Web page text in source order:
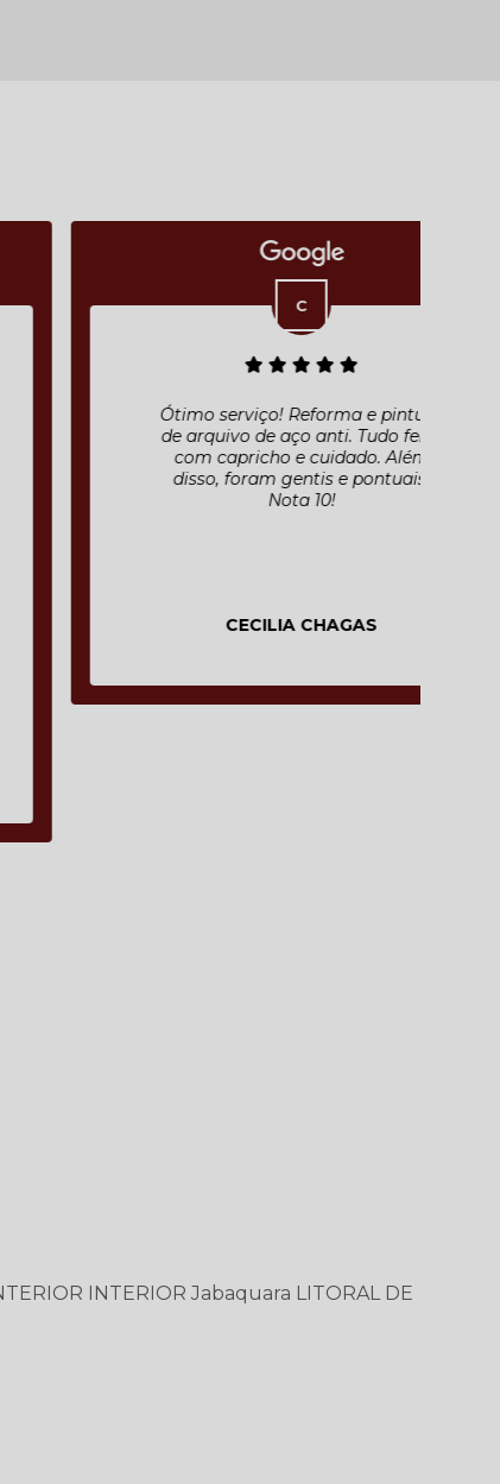
Ótimo serviço! Reforma e pintura
de arquivo de aço anti. Tudo feito
com capricho e cuidado. Além
disso, foram gentis e pontuais.
CECILIA CHAGAS
INTERIOR Jabaquara LITORAL DE